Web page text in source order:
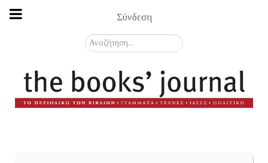
Σύνδεση
Αναζήτηση...